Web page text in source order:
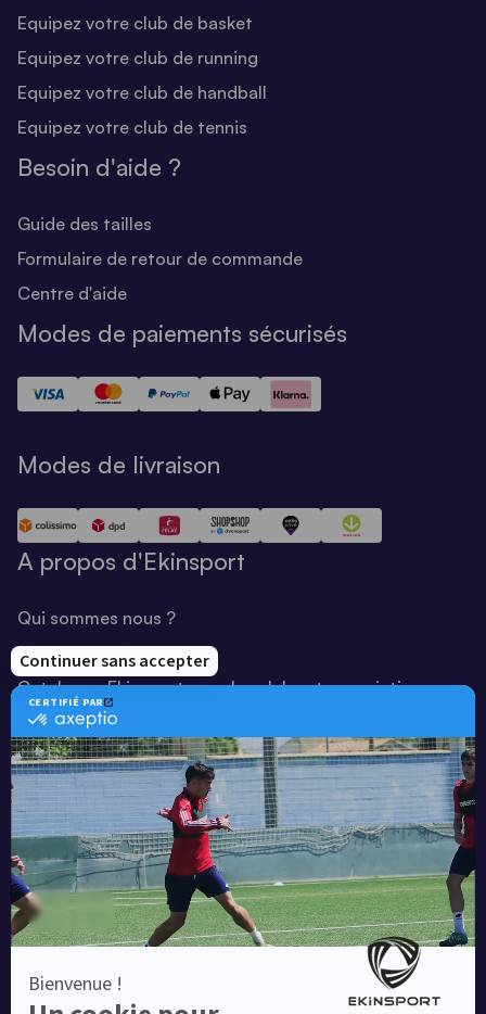
Equipez votre club de basket
Equipez votre club de running
Equipez votre club de handball
Equipez votre club de tennis
Besoin d'aide ?
Guide des tailles
Formulaire de retour de commande
Centre d'aide
Modes de paiements sécurisés
Modes de livraison
A propos d'Ekinsport
Qui sommes nous ?
Notre savoir-faire
Catalogue Ekinsport pour les clubs et associations
Catalogue running Ekinsport
Blog
Une société de :